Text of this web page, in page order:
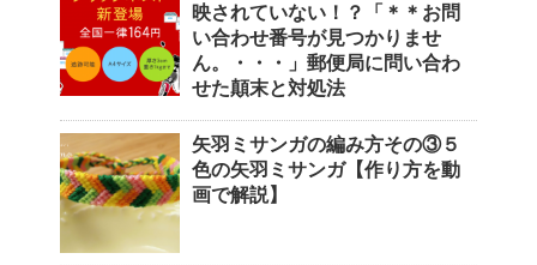
映されていない！？「＊＊お問
い合わせ番号が見つかりませ
ん。・・・」郵便局に問い合わ
せた顛末と対処法
矢羽ミサンガの編み方その③５
色の矢羽ミサンガ【作り方を動
画で解説】